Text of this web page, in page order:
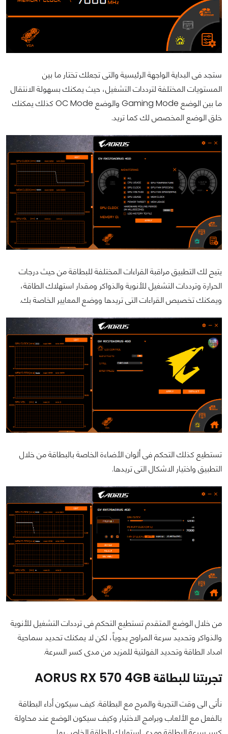
ستجد فى البداية الواجهة الرئيسية والتى تجعلك تختار ما بين
المستويات المختلفة لترددات التشغيل، حيث يمكنك بسهولة الانتقال
ما بين الوضع Gaming Mode والوضع OC Mode كذلك يمكنك
خلق الوضع المخصص لك كما تريد.
يتيح لك التطبيق مراقبة القراءات المختلفة للبطاقة من حيث درجات
الحرارة وترددات التشغيل للأنوية والذواكر ومقدار استهلاك الطاقة،
ويمكنك تخصيص القراءات التى تريدها ووضع المعايير الخاصة بك.
تستطيع كذلك التحكم فى ألوان الأضاءة الخاصة بالبطاقة من خلال
التطبيق واختيار الاشكال التى تريدها.
من خلال الوضع المتقدم تستطيع التحكم فى ترددات التشغيل للأنوية
والذواكر وتحديد سرعة المراوح يدوياً، لكن لا يمكنك تحديد سماحية
امداد الطاقة وتحديد الفولتية للمزيد من مدى كسر السرعة.
تجربتنا للبطاقة AORUS RX 570 4GB
نأتى الى وقت التجربة والمرح مع البطاقة. كيف سيكون أداء البطاقة
بالفعل مع الألعاب وبرامج الاختبار وكيف سيكون الوضع عند محاولة